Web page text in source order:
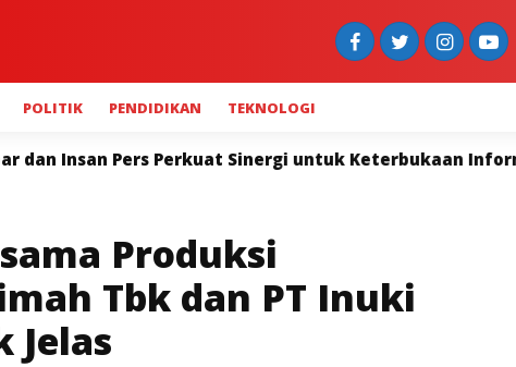
POLITIK PENDIDIKAN TEKNOLOGI
Sinergi untuk Keterbukaan Informasi Widya
Produksi
Tbk dan PT Inuki
Jelas